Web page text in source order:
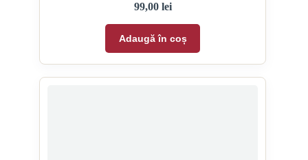
99,00 lei
Adaugă în coș